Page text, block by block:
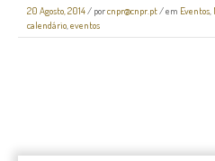
20 Agosto, 2014/ porcnpr@cnpr.pt/ em Eventos,
calendário,eventos